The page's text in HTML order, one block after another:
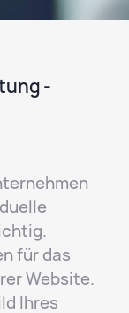
-
für das
Website.
Ihres